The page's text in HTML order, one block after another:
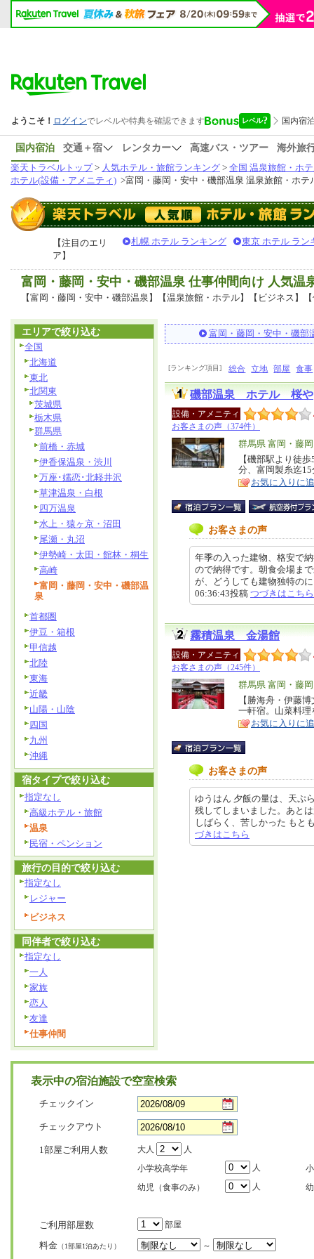
国内宿泊 交通＋宿 レンタカー 高速バス・ツアー
海外旅
楽天トラベルトップ> 人気ホテル・旅館ランキング > 全国 温泉旅館・ホ
ホテル(設備・アメニティ) >富岡・藤岡・安中・磯部温泉 温泉旅館・ホテ
【注目のエリ
ア】
札幌 ホテル ランキング 東京 ホテル ラン
富岡・藤岡・安中・磯部温泉 仕事仲間向け 人気
【富岡・藤岡・安中・磯部温泉】【温泉旅館・ホテル】【ビジネス】
富岡・藤岡・安中・磯部
[ランキング項目] 総合 立地 部屋 食事
磯部温泉 ホテル 桜や
設備・アメニティ
お客さまの声（374件）
エ
リ
ア
群馬県 富岡・藤
特
徴
【磯部駅より徒
分、富岡製糸迄
お気に入りに
お客さまの声
年季の入った建物、格安で
ので納得です。朝食会場ま
が、どうしても建物独特の
06:36:43投稿 つづきはこちら
霧積温泉 金湯館
設備・アメニティ
お客さまの声（245件）
エ
リ
ア
群馬県 富岡・藤
特
徴
【勝海舟・伊藤
一軒宿。山菜料
お気に入りに
お客さまの声
ゆうはん 夕飯の量は、天ぷ
残してしまいました。あと
しばらく、苦しかった も
づきはこちら
エリアで絞り込む
全国
北海道
東北
北関東
茨城県
栃木県
群馬県
前橋・赤城
伊香保温泉・渋川
万座･嬬恋･北軽井沢
草津温泉・白根
四万温泉
水上・猿ヶ京・沼田
尾瀬・丸沼
伊勢崎・太田・館林・桐生
高崎
富岡・藤岡・安中・磯部温
泉
首都圏
伊豆・箱根
甲信越
北陸
東海
近畿
山陽・山陰
四国
九州
沖縄
宿タイプで絞り込む
指定なし
高級ホテル・旅館
温泉
民宿・ペンション
旅行の目的で絞り込む
指定なし
レジャー
ビジネス
同伴者で絞り込む
指定なし
一人
家族
恋人
友達
仕事仲間
表示中の宿泊施設で空室検索
チェックイン
チェックアウト
1部屋ご利用人数 大人
人
小学校高学年
人
幼児（食事のみ）
人
ご利用部屋数 部屋
料金 （1部屋1泊あたり） ～